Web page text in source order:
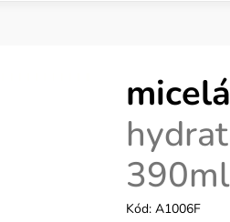
390ml
Kód: A1006F